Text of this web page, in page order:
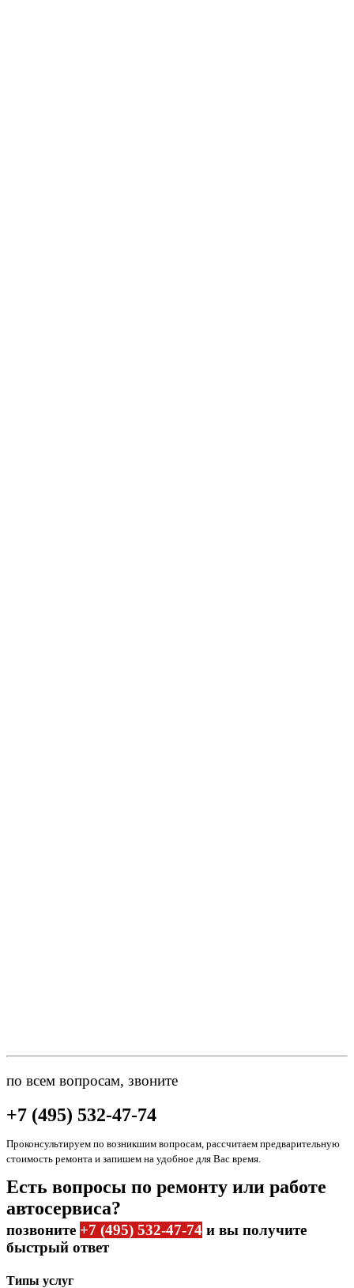
по всем вопросам, звоните
+7 (495) 532-47-74
Проконсультируем по возникшим вопросам, рассчитаем предварительную
стоимость ремонта и запишем на удобное для Вас время.
Есть вопросы по ремонту или работе
автосервиса?
позвоните +7 (495) 532-47-74 и вы получите
быстрый ответ
Типы услуг